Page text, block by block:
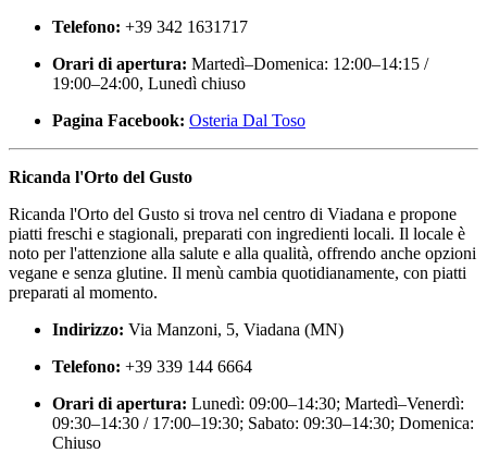
Telefono: +39 342 1631717
Orari di apertura: Martedì–Domenica: 12:00–14:15 /
19:00–24:00, Lunedì chiuso
Pagina Facebook: Osteria Dal Toso
Ricanda l'Orto del Gusto
Ricanda l'Orto del Gusto si trova nel centro di Viadana e propone
piatti freschi e stagionali, preparati con ingredienti locali. Il locale è
noto per l'attenzione alla salute e alla qualità, offrendo anche opzioni
vegane e senza glutine. Il menù cambia quotidianamente, con piatti
preparati al momento.
Indirizzo: Via Manzoni, 5, Viadana (MN)
Telefono: +39 339 144 6664
Orari di apertura: Lunedì: 09:00–14:30; Martedì–Venerdì:
09:30–14:30 / 17:00–19:30; Sabato: 09:30–14:30; Domenica:
Chiuso